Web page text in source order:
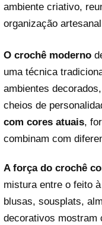
ambiente criativo,
organização
O crochê moderno
uma técnica
ambientes
cheios de
com cores atuais,
combinam com
A força do crochê
mistura entre o feito
blusas, sousplats,
decorativos mostram